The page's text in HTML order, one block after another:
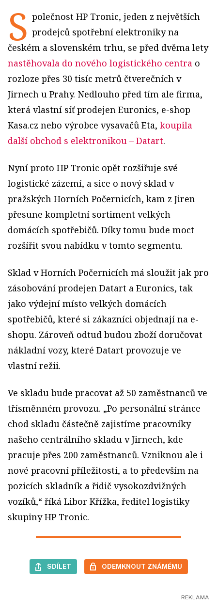
S polečnost HP Tronic, jeden z největších
prodejců spotřební elektroniky na
českém a slovenském trhu, se před dvěma lety
nastěhovala do nového logistického centra o
rozloze přes 30 tisíc metrů čtverečních v
Jirnech u Prahy. Nedlouho před tím ale firma,
která vlastní síť prodejen Euronics, e-shop
Kasa.cz nebo výrobce vysavačů Eta, koupila
další obchod s elektronikou – Datart.
Nyní proto HP Tronic opět rozšiřuje své
logistické zázemí, a sice o nový sklad v
pražských Horních Počernicích, kam z Jiren
přesune kompletní sortiment velkých
domácích spotřebičů. Díky tomu bude moct
rozšířit svou nabídku v tomto segmentu.
Sklad v Horních Počernicích má sloužit jak pro
zásobování prodejen Datart a Euronics, tak
jako výdejní místo velkých domácích
spotřebičů, které si zákazníci objednají na e-
shopu. Zároveň odtud budou zboží doručovat
nákladní vozy, které Datart provozuje ve
vlastní režii.
Ve skladu bude pracovat až 50 zaměstnanců ve
třísměnném provozu. „Po personální stránce
chod skladu částečně zajistíme pracovníky
našeho centrálního skladu v Jirnech, kde
pracuje přes 200 zaměstnanců. Vzniknou ale i
nové pracovní příležitosti, a to především na
pozicích skladník a řidič vysokozdvižných
vozíků,“ říká Libor Křížka, ředitel logistiky
skupiny HP Tronic.
SDÍLET ODEMKNOUT ZNÁMÉMU